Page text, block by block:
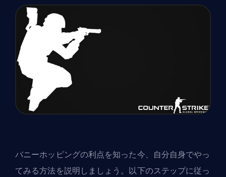
バニーホッピングの利点を知った今、自分自身でやっ
てみる方法を説明しましょう。以下のステップに従っ